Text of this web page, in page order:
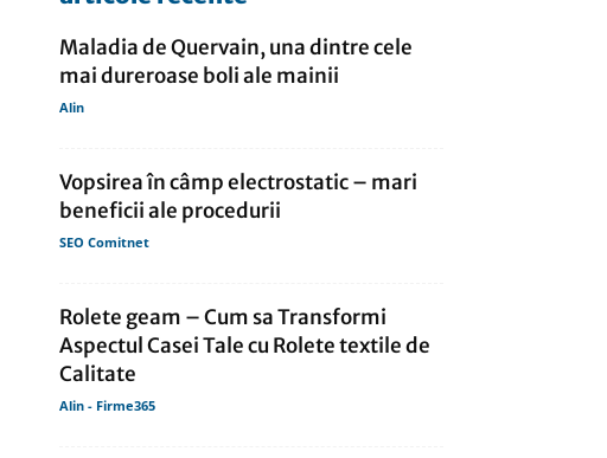
Maladia de Quervain, una dintre cele
mai dureroase boli ale mainii
Alin
Vopsirea în câmp electrostatic – mari
beneficii ale procedurii
SEO Comitnet
Rolete geam – Cum sa Transformi
Aspectul Casei Tale cu Rolete textile de
Calitate
Alin - Firme365